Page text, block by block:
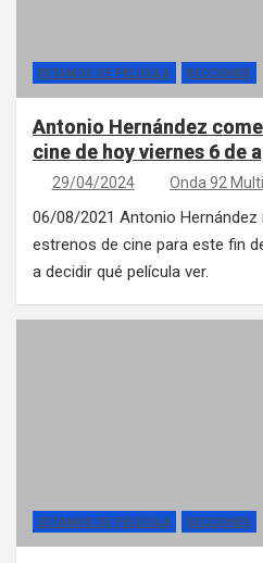
ESTAMOS DE PELÍCULA SECCIONES
Antonio Hernández
cine de hoy viernes 6 de
29/04/2024 Onda 92
06/08/2021 Antonio
estrenos de cine para este fin
a decidir qué película ver.
ESTAMOS DE PELÍCULA SECCIONES